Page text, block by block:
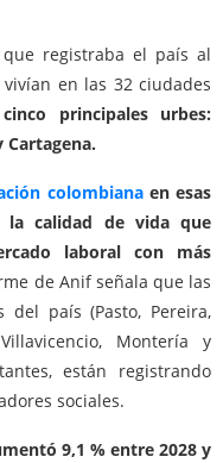
registraba el país al
en las 32 ciudades
principales urbes:
Cartagena.
colombiana en esas
la calidad de vida que
laboral con más
de Anif señala que las
del país (Pasto, Pereira,
Montería y
están registrando
sociales.
9,1 % entre 2028 y